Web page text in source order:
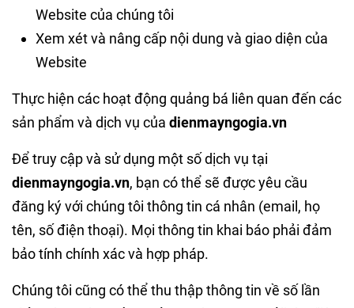
Website của chúng tôi
Xem xét và nâng cấp nội dung và giao diện của
Website
Thực hiện các hoạt động quảng bá liên quan đến các
sản phẩm và dịch vụ của dienmayngogia.vn
Để truy cập và sử dụng một số dịch vụ tại
dienmayngogia.vn, bạn có thể sẽ được yêu cầu
đăng ký với chúng tôi thông tin cá nhân (email, họ
tên, số điện thoại). Mọi thông tin khai báo phải đảm
bảo tính chính xác và hợp pháp.
Chúng tôi cũng có thể thu thập thông tin về số lần